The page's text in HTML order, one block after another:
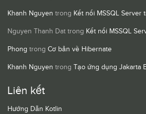
Khanh Nguyen trong Kết nối MSSQL Server
Nguyen Thanh Dat trong Kết nối MSSQL
Phong trong Cơ bản về Hibernate
Khanh Nguyen trong Tạo ứng dụng Jakarta
Liên kết
Hướng Dẫn Kotlin